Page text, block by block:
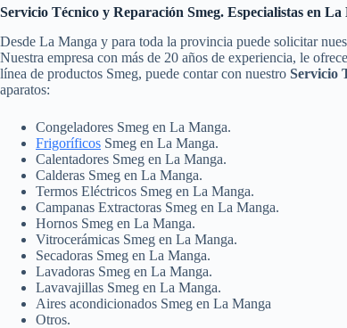
Servicio Técnico y Reparación Smeg. Especialistas en La
Desde La Manga y para toda la provincia puede solicitar
Nuestra empresa con más de 20 años de experiencia, le
línea de productos Smeg, puede contar con nuestro Servicio
aparatos:
Congeladores Smeg en La Manga.
Frigoríficos Smeg en La Manga.
Calentadores Smeg en La Manga.
Calderas Smeg en La Manga.
Termos Eléctricos Smeg en La Manga.
Campanas Extractoras Smeg en La Manga.
Hornos Smeg en La Manga.
Vitrocerámicas Smeg en La Manga.
Secadoras Smeg en La Manga.
Lavadoras Smeg en La Manga.
Lavavajillas Smeg en La Manga.
Aires acondicionados Smeg en La Manga
Otros.